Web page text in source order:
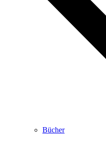
Bücher